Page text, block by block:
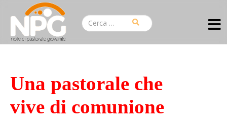
Una pastorale che
vive di comunione